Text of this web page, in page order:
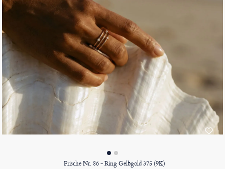
Frische Nr. 86 - Ring Gelbgold 375 (9K)